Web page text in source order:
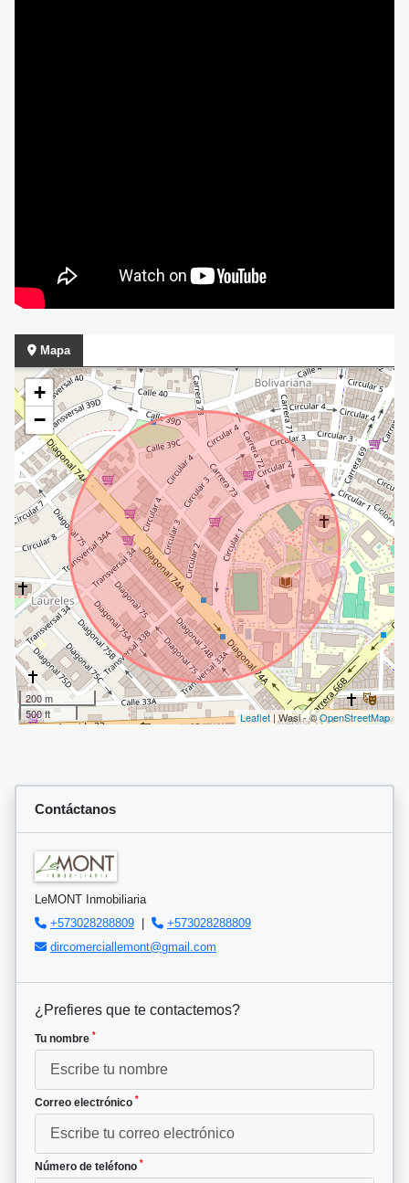
Mapa
+
−
200 m
500 ft
Leaflet | Wasi - ©OpenStreetMap
Contáctanos
LeMONT Inmobiliaria
+573028288809 |
+573028288809
dircomerciallemont@gmail.com
¿Prefieres que te contactemos?
Tu nombre *
Correo electrónico *
Número de teléfono *